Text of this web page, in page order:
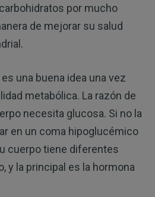
por mucho
de mejorar su salud
una buena idea una vez
metabólica. La razón de
necesita glucosa. Si no la
en un coma hipoglucémico
cuerpo tiene diferentes
y la principal es la hormona